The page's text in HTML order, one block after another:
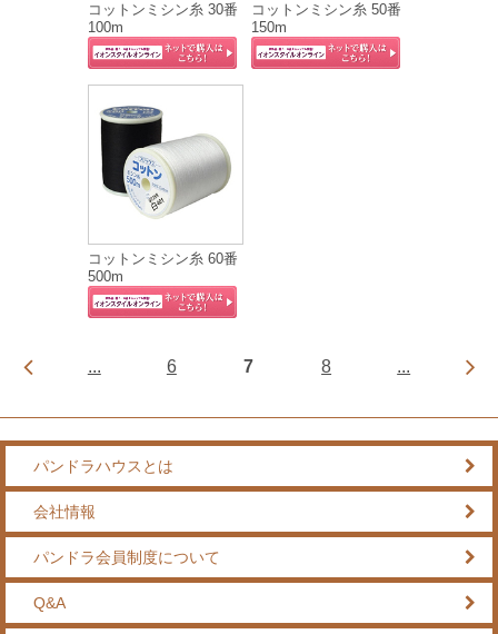
コットンミシン糸 30番
100m
コットンミシン糸 50番
150m
コットンミシン糸 60番
500m
... 6 7 8 ...
パンドラハウスとは
会社情報
パンドラ会員制度について
Q&A